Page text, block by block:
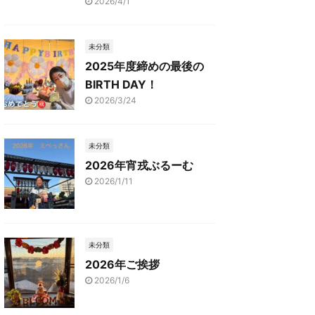
未分類
2025年度締めの最後の
BIRTH DAY！
2026/3/24
未分類
2026年宵戎ぶるーむ
2026/1/11
未分類
2026年ご挨拶
2026/1/6